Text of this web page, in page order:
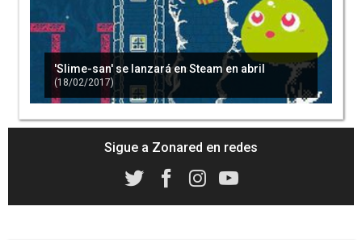
'Slime-san' se lanzará en Steam en abril
(18/02/2017)
Sigue a Zonared en redes